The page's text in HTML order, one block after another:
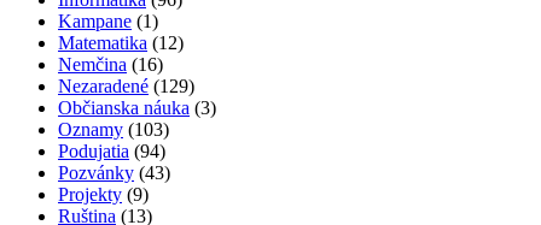
Kampane (1)
Matematika (12)
Nemčina (16)
Nezaradené (129)
Občianska náuka (3)
Oznamy (103)
Podujatia (94)
Pozvánky (43)
Projekty (9)
Ruština (13)